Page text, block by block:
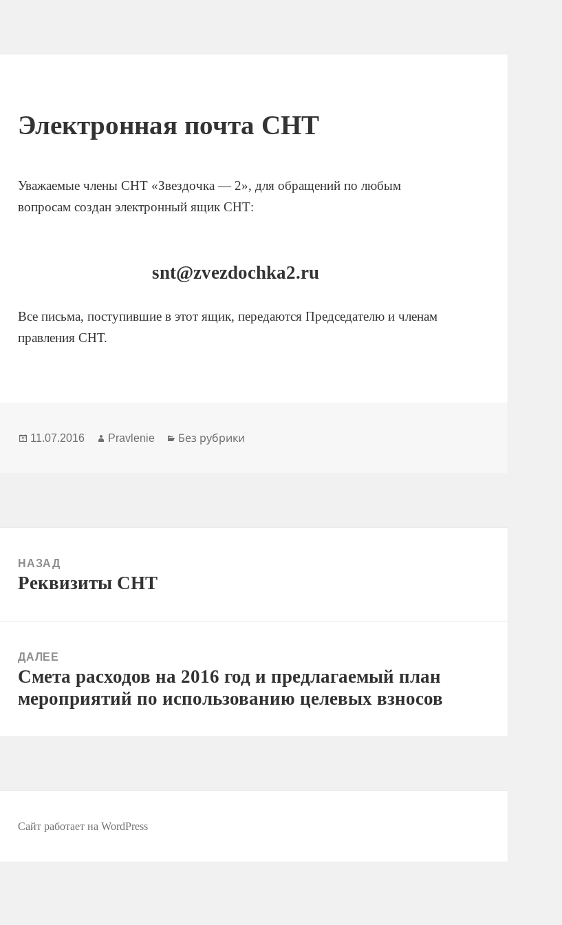
Электронная почта СНТ
Уважаемые члены СНТ «Звездочка — 2», для обращений по любым
вопросам создан электронный ящик СНТ:
snt@zvezdochka2.ru
Все письма, поступившие в этот ящик, передаются Председателю и членам
правления СНТ.
Опубликовано
11.07.2016 Автор
Pravlenie Рубрики
Без рубрики
НАЗАД
Предыдущая
Реквизиты СНТ
ДАЛЕЕ
Следующая
запись:
Смета расходов на 2016 год и предлагаемый план
мероприятий по использованию целевых взносов
Сайт работает на WordPress